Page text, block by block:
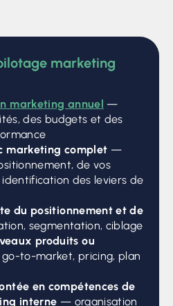
marketing
marketing annuel —
des budgets et des
marketing complet —
de vos
des leviers de
du positionnement et de
segmentation, ciblage
produits ou
to-market, pricing, plan
en compétences de
interne — organisation